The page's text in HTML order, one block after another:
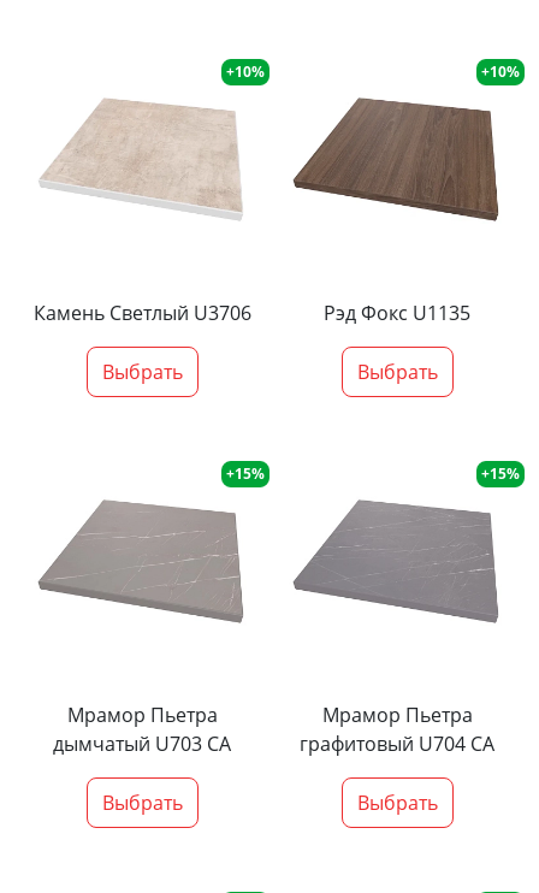
+10%
Камень Светлый U3706
Выбрать
+10%
Рэд Фокс U1135
Выбрать
+15%
Мрамор Пьетра
дымчатый U703 CA
Выбрать
+15%
Мрамор Пьетра
графитовый U704 CA
Выбрать